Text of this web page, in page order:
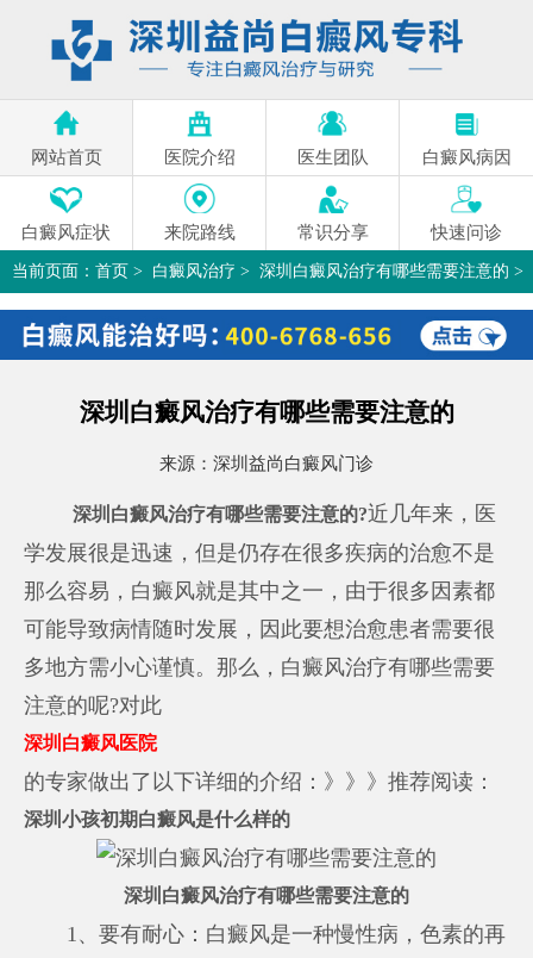
网站首页 医院介绍 医生团队 白癜风病因
白癜风症状 来院路线 常识分享 快速问诊
当前页面： 首页 > 白癜风治疗 > 深圳白癜风治疗有哪些需要注意的 >
深圳白癜风治疗有哪些需要注意的
来源： 深圳益尚白癜风门诊
深圳白癜风治疗有哪些需要注意的?近几年来，医
学发展很是迅速，但是仍存在很多疾病的治愈不是
那么容易，白癜风就是其中之一，由于很多因素都
可能导致病情随时发展，因此要想治愈患者需要很
多地方需小心谨慎。那么，白癜风治疗有哪些需要
注意的呢?对此
深圳白癜风医院
的专家做出了以下详细的介绍：》》》推荐阅读：
深圳小孩初期白癜风是什么样的
深圳白癜风治疗有哪些需要注意的
1、要有耐心：白癜风是一种慢性病，色素的再